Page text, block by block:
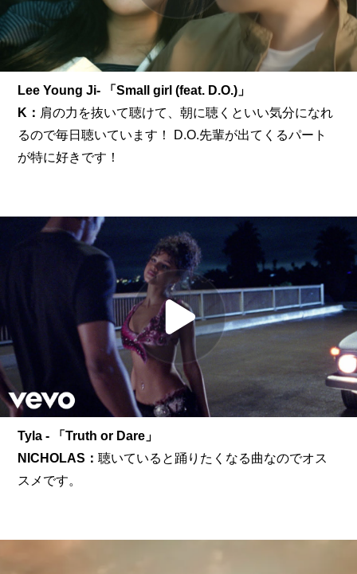
Lee Young Ji- 「Small girl (feat. D.O.)」
K： 肩の力を抜いて聴けて、朝に聴くといい気分になれ
るので毎日聴いています！ D.O.先輩が出てくるパート
が特に好きです！
Tyla - 「Truth or Dare」
NICHOLAS：聴いていると踊りたくなる曲なのでオス
スメです。